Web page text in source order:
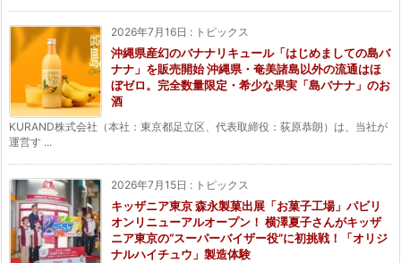
2026年7月16日 : トピックス
沖縄県産幻のバナナリキュール「はじめましての島バ
ナナ」を販売開始 沖縄県・奄美諸島以外の流通はほ
ぼゼロ。完全数量限定・希少な果実「島バナナ」のお
酒
KURAND株式会社（本社：東京都足立区、代表取締役：荻原恭朗）は、当社が
運営す ...
2026年7月15日 : トピックス
キッザニア東京 森永製菓出展「お菓子工場」パビリ
オンリニューアルオープン！ 横澤夏子さんがキッザ
ニア東京の“スーパーバイザー役”に初挑戦！「オリジ
ナルハイチュウ」製造体験